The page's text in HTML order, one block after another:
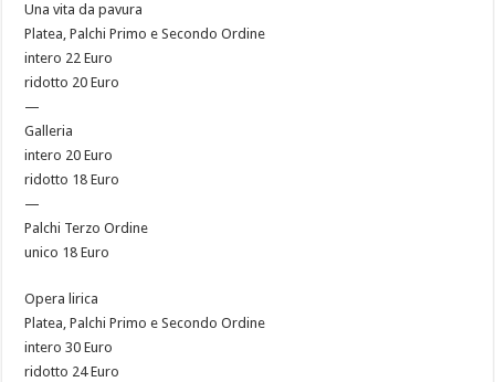
Una vita da pavura
Platea, Palchi Primo e Secondo Ordine
intero 22 Euro
ridotto 20 Euro
—
Galleria
intero 20 Euro
ridotto 18 Euro
—
Palchi Terzo Ordine
unico 18 Euro
Opera lirica
Platea, Palchi Primo e Secondo Ordine
intero 30 Euro
ridotto 24 Euro